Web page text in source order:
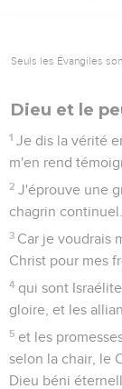
Seuls les Évangiles
Dieu et le
1 Je dis la vérité
m'en rend
2 J'éprouve une
chagrin continuel.
3 Car je voudrais
Christ pour mes
4 qui sont
gloire, et les
5 et les
selon la chair, le
Dieu béni